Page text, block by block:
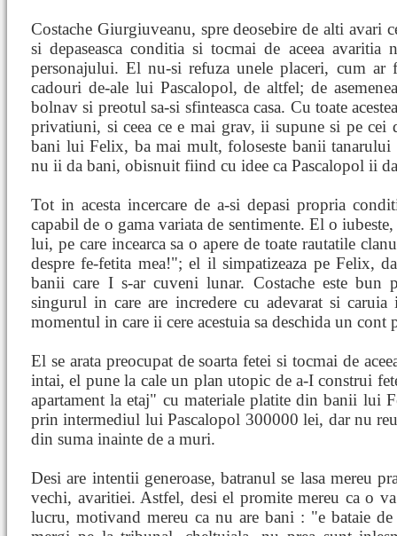
Costache Giurgiuveanu, spre deosebire de alti avari
si depaseasca conditia si tocmai de aceea
personajului. El nu-si refuza unele placeri, cum ar
cadouri de-ale lui Pascalopol, de altfel; de
bolnav si preotul sa-si sfinteasca casa. Cu toate
privatiuni, si ceea ce e mai grav, ii supune si pe
bani lui Felix, ba mai mult, foloseste banii
nu ii da bani, obisnuit fiind cu idee ca Pascalopol ii
Tot in acesta incercare de a-si depasi propria
capabil de o gama variata de sentimente. El o
lui, pe care incearca sa o apere de toate rautatile
despre fe-fetita mea!"; el il simpatizeaza pe Felix,
banii care I s-ar cuveni lunar. Costache este bun
singurul in care are incredere cu adevarat si
momentul in care ii cere acestuia sa deschida un cont
El se arata preocupat de soarta fetei si tocmai de
intai, el pune la cale un plan utopic de a-I construi
apartament la etaj" cu materiale platite din banii lui
prin intermediul lui Pascalopol 300000 lei, dar nu
din suma inainte de a muri.
Desi are intentii generoase, batranul se lasa mereu
vechi, avaritiei. Astfel, desi el promite mereu ca o
lucru, motivand mereu ca nu are bani : "e bataie de